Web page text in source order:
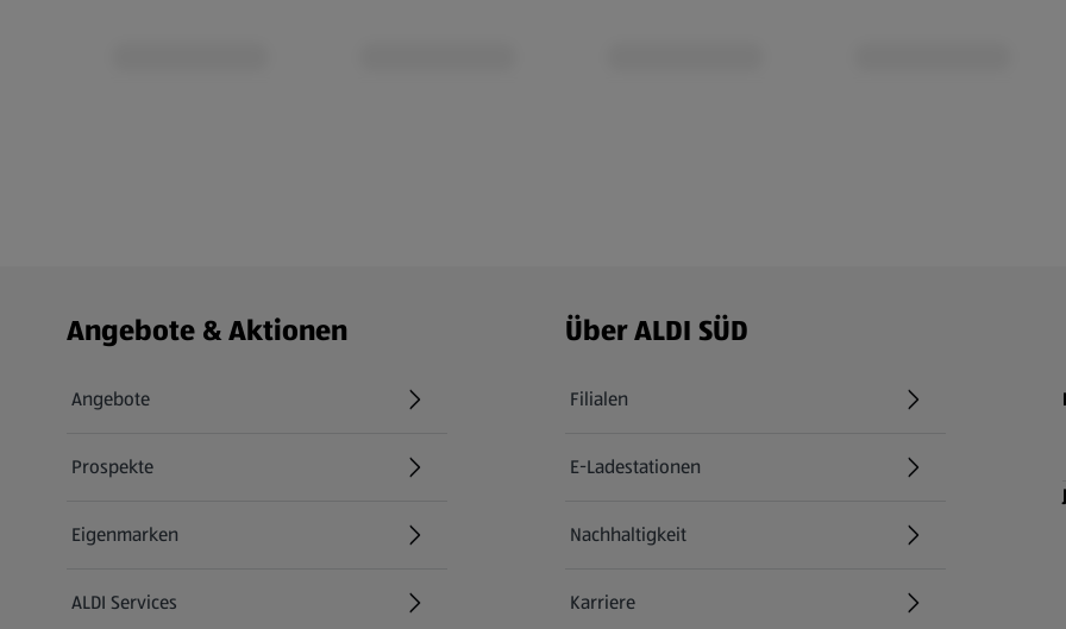
Fußzeilenmenü - weitere Links
Angebote & Aktionen
Angebote
Prospekte
Eigenmarken
ALDI Services
Über ALDI SÜD
Filialen
E-Ladestationen
Nachhaltigkeit
Karriere